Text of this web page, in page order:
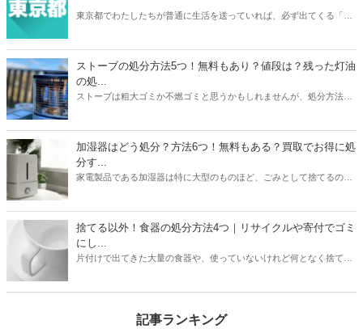
東京都でわたしたちが普通に生活を送っていれば、必ず出てくる「不
を選ぶことで、不用品を便利でお得に処分をすることができますよ。
ストーブの処分方法5つ！無料もあり？値段は？残った灯油
の処...
ストーブは粗大ゴミか不燃ゴミと思うかもしれませんが、処分方法は
ます。また灯油の残りの処分方法も解説。ストーブと同時に処分して
おくと忘れずにすみますよ。本記事を読んであなたの家のストーブの
メーカーや状態に合わせた最もお得な処分方法を見つけましょう。
加湿器はどう処分？方法6つ！無料もある？買取でお得に処
分す...
家電製品である加湿器は特に大型のものほど、ごみとして捨てるのは
のか？ヤマダ電機などの家電量販店で引き取りはあるのか？なども解
説しています。お持ちの加湿器のメーカーや状態に合わせて、最もお
得に加湿器を処分する方法を見つけましょう。
捨てる以外！食器の処分方法4つ｜リサイクルや寄付でゴミ
にし...
片付けで出てきた大量の食器や、使っていないけれど何となく捨てに
す。処分方法に困っている食器も、本記事を読めばうしろめたい気分
記事ランキング